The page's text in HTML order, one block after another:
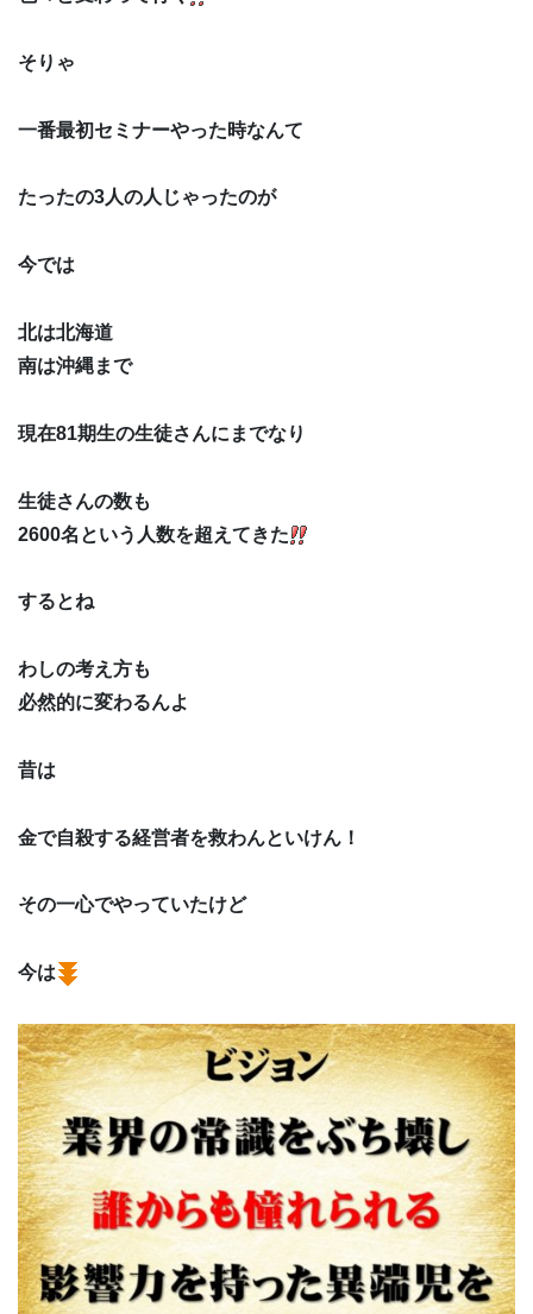
そりゃ
一番最初セミナーやった時なんて
たったの3人の人じゃったのが
今では
北は北海道
南は沖縄まで
現在81期生の生徒さんにまでなり
生徒さんの数も
2600名という人数を超えてきた
するとね
わしの考え方も
必然的に変わるんよ
昔は
金で自殺する経営者を救わんといけん！
その一心でやっていたけど
今は